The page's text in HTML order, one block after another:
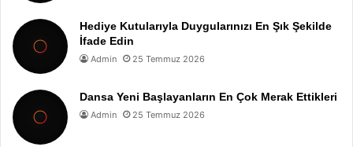
Hediye Kutularıyla Duygularınızı En Şık Şekilde
İfade Edin
Admin 25 Temmuz 2026
Dansa Yeni Başlayanların En Çok Merak Ettikleri
Admin 25 Temmuz 2026